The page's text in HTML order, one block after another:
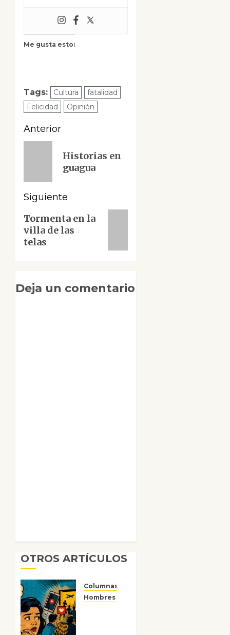
Me gusta esto:
Tags: Cultura
fatalidad
Felicidad
Opinión
Navegación
entradas
Anterior
anterior:
Historias en
guagua
Siguiente
Siguiente
entrada:
Tormenta en la
villa de las
telas
Deja un comentario
OTROS ARTÍCULOS
Columnas
Hombres y engranajes